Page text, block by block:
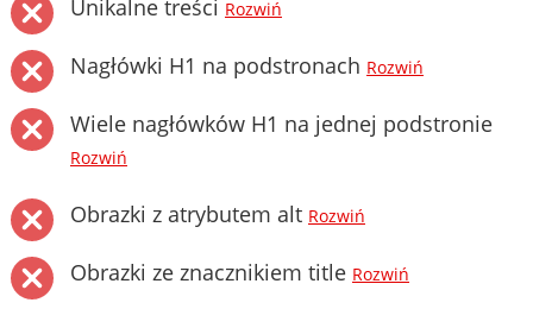
Unikalne treści Rozwiń
Nagłówki H1 na podstronach Rozwiń
Wiele nagłówków H1 na jednej podstronie
Rozwiń
Obrazki z atrybutem alt Rozwiń
Obrazki ze znacznikiem title Rozwiń